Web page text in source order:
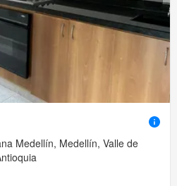
Medellín, Medellín, Valle de